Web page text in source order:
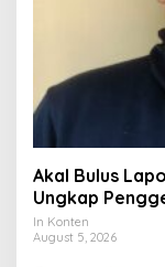
Akal Bulus
Ungkap
Crypto
In Konten
August 5, 2026